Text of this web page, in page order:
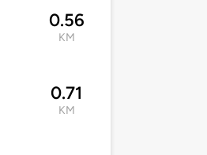
0.56
KM
0.71
KM